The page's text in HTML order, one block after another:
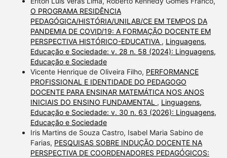
O PROGRAMA RESIDÊNCIA
PEDAGÓGICA/HISTÓRIA/UNILAB/CE EM TEMPOS DA
PANDEMIA DE COVID/19: A FORMAÇÃO DOCENTE EM
PERSPECTIVA HISTÓRICO-EDUCATIVA , Linguagens,
Educação e Sociedade: v. 28 n. 58 (2024): Linguagens,
Educação e Sociedade
Vicente Henrique de Oliveira Filho, PERFORMANCE
PROFISSIONAL E IDENTIDADE DO PEDAGOGO
DOCENTE PARA ENSINAR MATEMÁTICA NOS ANOS
INICIAIS DO ENSINO FUNDAMENTAL , Linguagens,
Educação e Sociedade: v. 30 n. 63 (2026): Linguagens,
Educação e Sociedade
Iris Martins de Souza Castro, Isabel Maria Sabino de
Farias, PESQUISAS SOBRE INDUÇÃO DOCENTE NA
PERSPECTIVA DE COORDENADORES PEDAGÓGICOS: